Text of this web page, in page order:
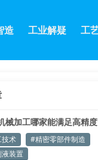
造 工业解疑 工
械加工哪家能满足高精
术
#精密零部件制造
装置